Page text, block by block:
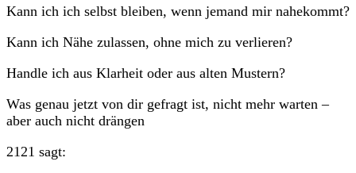
Kann ich ich selbst bleiben, wenn jemand mir nahekommt?
Kann ich Nähe zulassen, ohne mich zu verlieren?
Handle ich aus Klarheit oder aus alten Mustern?
Was genau jetzt von dir gefragt ist, nicht mehr warten –
aber auch nicht drängen
2121 sagt: